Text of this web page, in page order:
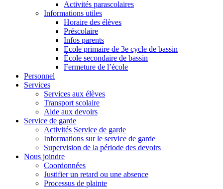
Activités parascolaires
Informations utiles
Horaire des élèves
Préscolaire
Infos parents
Ecole primaire de 3e cycle de bassin
École secondaire de bassin
Fermeture de l’école
Personnel
Services
Services aux élèves
Transport scolaire
Aide aux devoirs
Service de garde
Activités Service de garde
Informations sur le service de garde
Supervision de la période des devoirs
Nous joindre
Coordonnées
Justifier un retard ou une absence
Processus de plainte